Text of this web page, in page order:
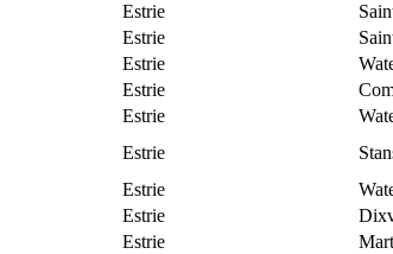
Estrie
Estrie
Estrie
Estrie
Estrie
Estrie
Estrie
Estrie
Estrie